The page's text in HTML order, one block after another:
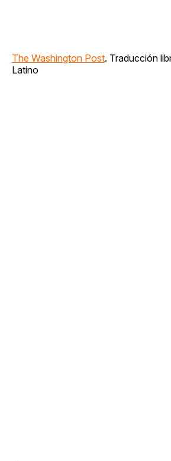
The Washington Post. Traducción
Latino